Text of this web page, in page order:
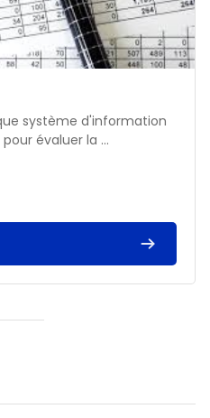
système d'information
évaluer la ...